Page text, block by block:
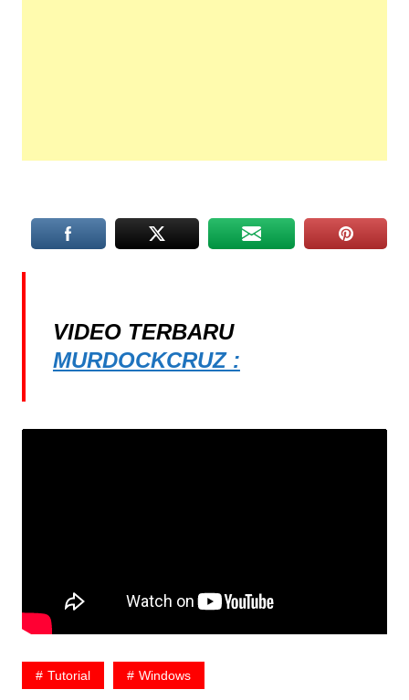
VIDEO TERBARU
MURDOCKCRUZ :
Tutorial Windows